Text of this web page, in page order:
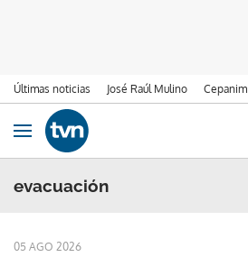
Últimas noticias José Raúl Mulino Cepanim
Ir al contenido
Obrir navegació
evacuación
05 AGO 2026